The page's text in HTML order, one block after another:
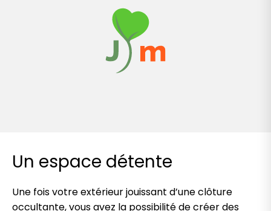
Un espace détente
Une fois votre extérieur jouissant d’une clôture
occultante, vous avez la possibilité de créer des